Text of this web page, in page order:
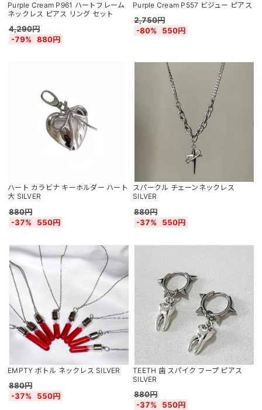
Purple Cream P961 ハートフレーム
ネックレス ピアス リング セット
4,290円
-79%
880円
Purple Cream P557 ビジュー ピアス
2,750円
-80%
550円
ハート カラビナ キーホルダー ハート
大 SILVER
880円
-37%
550円
スパークル チェーンネックレス
SILVER
880円
-37%
550円
EMPTY ボトル ネックレス SILVER
880円
-37%
550円
TEETH 歯 スパイク フープ ピアス
SILVER
880円
-37%
550円